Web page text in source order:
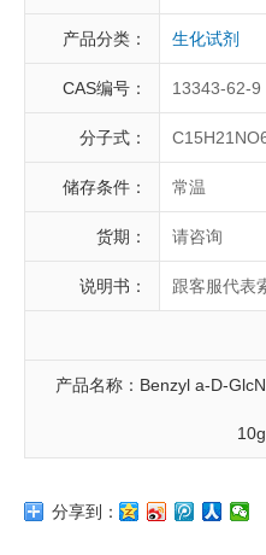
LGC
产品分类： 生化试剂
CAS编号： 13343-62-9
分子式：
储存条件： 常温
货期： 请咨询
说明书： 跟客服代表
产品名称：Benzyl a-D-
分享到：